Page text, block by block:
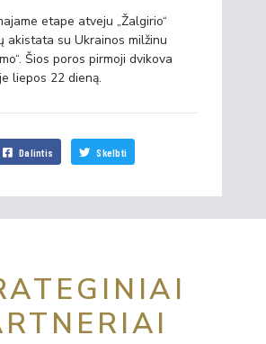
etape atveju „Žalgirio“
akistata su Ukrainos milžinu
Šios poros pirmoji dvikova
liepos 22 dieną.
Dalintis Skelbti